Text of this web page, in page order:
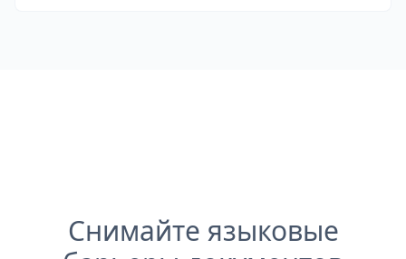
Снимайте языковые